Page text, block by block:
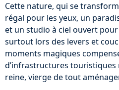
Cette nature, qui se
régal pour les yeux, un
et un studio à ciel ouvert
surtout lors des levers et
moments magiques
d’infrastructures touristiques
reine, vierge de tout